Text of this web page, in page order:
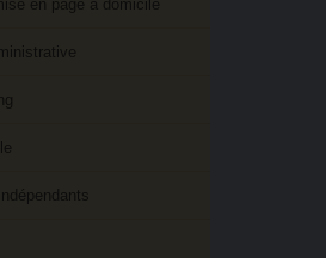
en page à domicile